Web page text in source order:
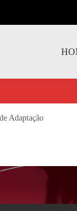
Adaptação